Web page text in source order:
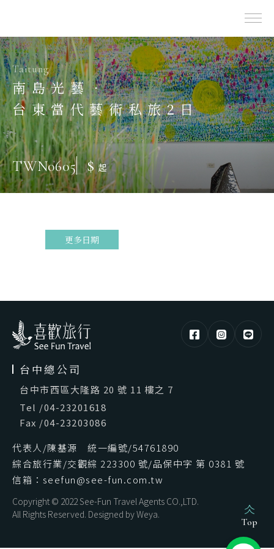
東部 | 花蓮 · 台東
Taitung
南島光藝．
台東當代藝術私旅2日
TWN0605 $起
更多日期
台中總公司
台中市西區大隆路 20 號 11 樓之 7
Tel /04-23201618
Fax /04-23203086
代表人/陳基源 統一編號/54761890
綜合旅行業/交觀綜 223300 號/品保中字 第 0381 號
信箱：seefun@see-fun.com.tw
Copyright © 2022 See-Fun Travel Agents CO.,LTD.
All Rights Reserved. Designed byWeya.
Top